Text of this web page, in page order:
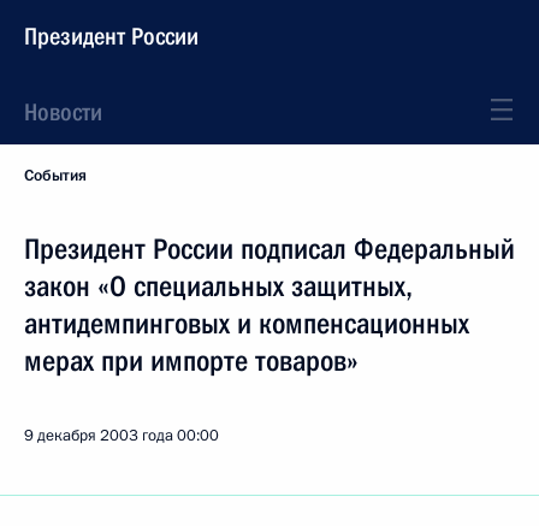
Президент России
Новости
События
Президент России подписал Федеральный
закон «О специальных защитных,
антидемпинговых и компенсационных
мерах при импорте товаров»
9 декабря 2003 года00:00